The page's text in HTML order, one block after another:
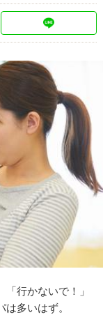
行かないで！」
多いはず。